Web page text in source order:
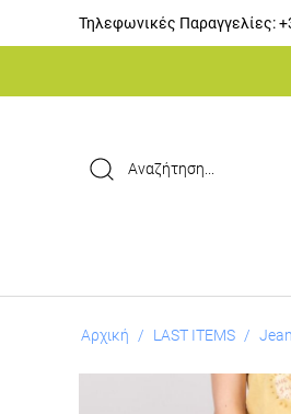
Τηλεφωνικές Παραγγελίες:
Αρχική / LAST ITEMS /